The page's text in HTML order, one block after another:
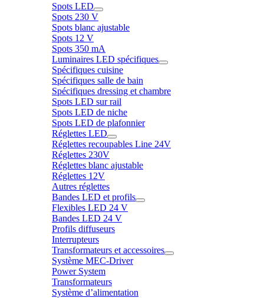
Spots LED
Spots 230 V
Spots blanc ajustable
Spots 12 V
Spots 350 mA
Luminaires LED spécifiques
Spécifiques cuisine
Spécifiques salle de bain
Spécifiques dressing et chambre
Spots LED sur rail
Spots LED de niche
Spots LED de plafonnier
Réglettes LED
Réglettes recoupables Line 24V
Réglettes 230V
Réglettes blanc ajustable
Réglettes 12V
Autres réglettes
Bandes LED et profils
Flexibles LED 24 V
Bandes LED 24 V
Profils diffuseurs
Interrupteurs
Transformateurs et accessoires
Système MEC-Driver
Power System
Transformateurs
Système d’alimentation